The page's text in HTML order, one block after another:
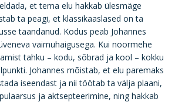
et tema elu hakkab ülesmäge
ta peagi, et klassikaaslased on ta
taandanud. Kodus peab Johannes
vaimuhaigusega. Kui noormehe
tahku – kodu, sõbrad ja kool – kokku
Johannes mõistab, et elu paremaks
iseendast ja nii töötab ta välja plaani,
ja aktsepteerimine, ning hakkab